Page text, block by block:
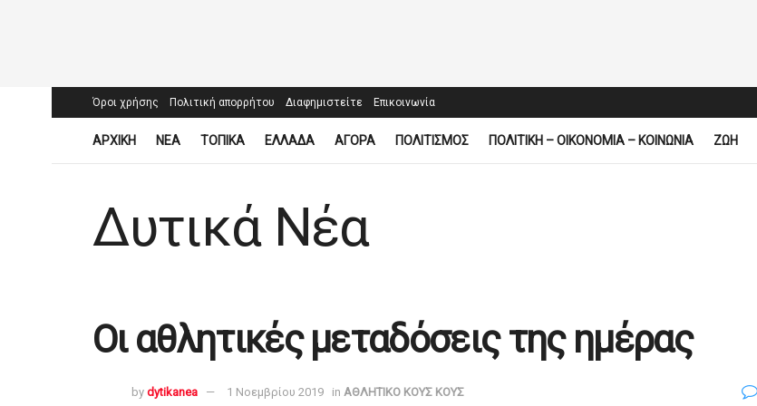
Όροι χρήσης Πολιτική απορρήτου Διαφημιστείτε Επικοινωνία
ΑΡΧΙΚΗ ΝΕΑ ΤΟΠΙΚΑ ΕΛΛΑΔΑ ΑΓΟΡΑ ΠΟΛΙΤΙΣΜΟΣ ΠΟΛΙΤΙΚΗ – ΟΙΚΟΝΟΜΙΑ – ΚΟΙΝΩΝΙΑ ΖΩΗ
Δυτικά Νέα
Οι αθλητικές μεταδόσεις της ημέρας
by dytikanea 1 Νοεμβρίου 2019 in ΑΘΛΗΤΙΚΟ ΚΟΥΣ ΚΟΥΣ